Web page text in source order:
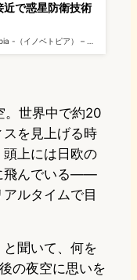
で惑星防衛技術
-（イノベトピア） – …
。世界中で約20
を見上げる時
上には日欧の
飛んでいる——
ルタイムで目
聞いて、何を
の夜空に思いを